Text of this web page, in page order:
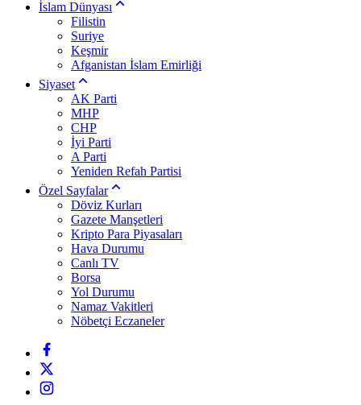
İslam Dünyası
Filistin
Suriye
Keşmir
Afganistan İslam Emirliği
Siyaset
AK Parti
MHP
CHP
İyi Parti
A Parti
Yeniden Refah Partisi
Özel Sayfalar
Döviz Kurları
Gazete Manşetleri
Kripto Para Piyasaları
Hava Durumu
Canlı TV
Borsa
Yol Durumu
Namaz Vakitleri
Nöbetçi Eczaneler